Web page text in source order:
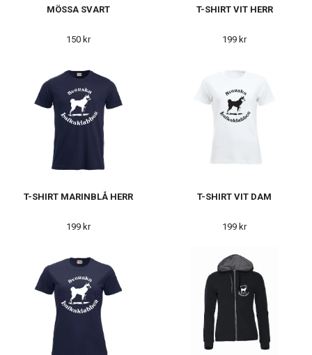
MÖSSA SVART
150 kr
T-SHIRT VIT HERR
199 kr
T-SHIRT MARINBLÅ HERR
199 kr
T-SHIRT VIT DAM
199 kr